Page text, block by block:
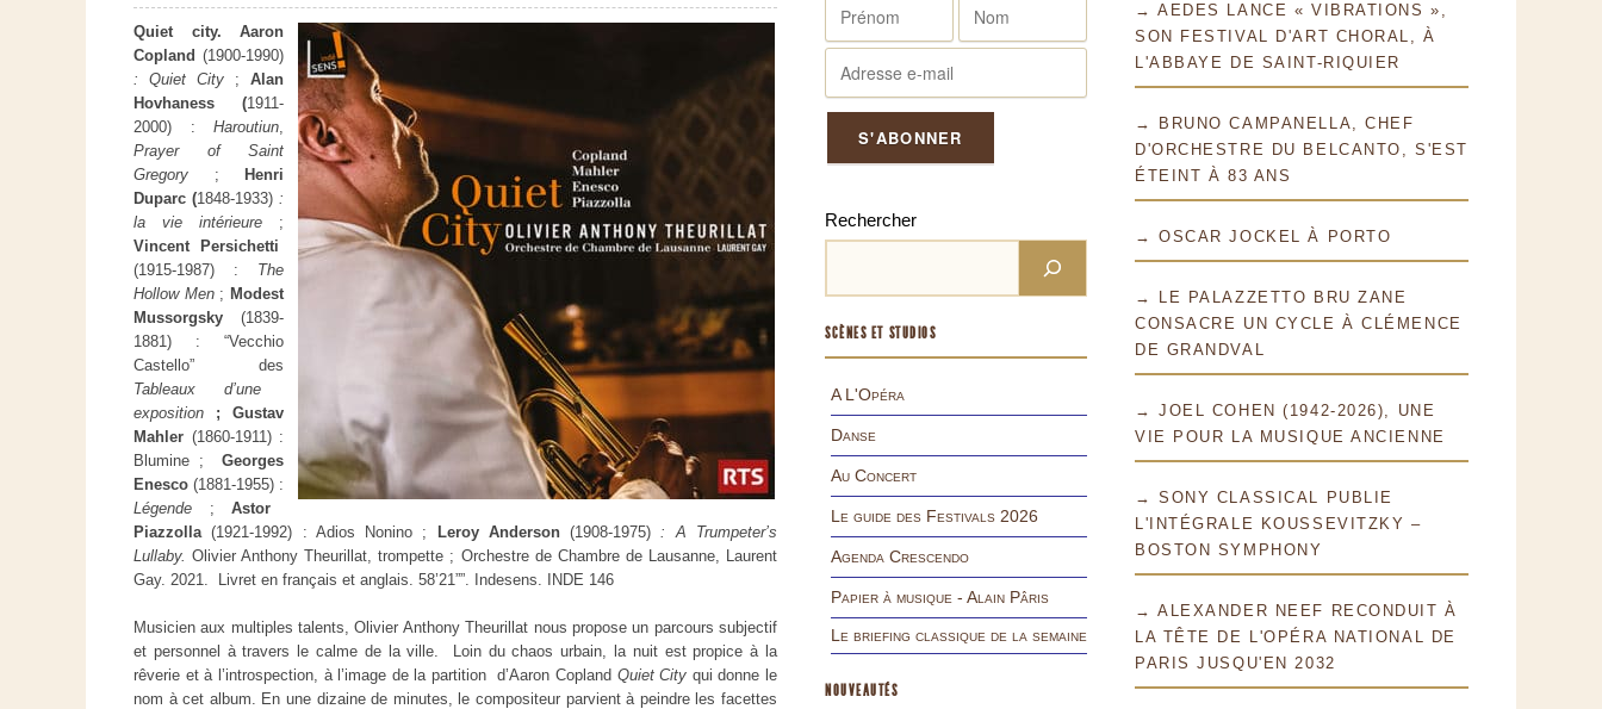
Quiet city. Aaron
Copland (1900-1990)
: Quiet City ; Alan
Hovhaness (1911-
2000) : Haroutiun,
Prayer of Saint
Gregory ; Henri
Duparc (1848-1933) :
la vie intérieure ;
Vincent Persichetti
(1915-1987) : The
Hollow Men; Modest
Mussorgsky (1839-
1881) : “Vecchio
Castello” des
Tableaux d’une
exposition
; Gustav
Mahler (1860-1911) :
Blumine ; Georges
Enesco (1881-1955) :
Légende ;Astor
Piazzolla(1921-1992) : Adios Nonino ; Leroy Anderson(1908-1975): A Trumpeter’s
Lullaby. Olivier Anthony Theurillat, trompette ; Orchestre de Chambre de Lausanne, Laurent
Gay. 2021. Livret en français et anglais. 58’21””. Indesens. INDE 146
Musicien aux multiples talents, Olivier Anthony Theurillat nous propose un parcours subjectif
et personnel à travers le calme de la ville. Loin du chaos urbain, la nuit est propice à la
rêverie et à l’introspection, à l’image de la partition d’Aaron Copland Quiet City qui donne le
nom à cet album. En une dizaine de minutes, le compositeur parvient à peindre les facettes
Rechercher
SCÈNES ET STUDIOS
A L'Opéra
Danse
Au Concert
Le guide des Festivals 2026
Agenda Crescendo
Papier à musique - Alain Pâris
Le briefing classique de la semaine
NOUVEAUTÉS
→ AEDES LANCE « VIBRATIONS »,
SON FESTIVAL D'ART CHORAL, À
L'ABBAYE DE SAINT-RIQUIER
→ BRUNO CAMPANELLA, CHEF
D'ORCHESTRE DU BELCANTO, S'EST
ÉTEINT À 83 ANS
→ OSCAR JOCKEL À PORTO
→ LE PALAZZETTO BRU ZANE
CONSACRE UN CYCLE À CLÉMENCE
DE GRANDVAL
→ JOEL COHEN (1942-2026), UNE
VIE POUR LA MUSIQUE ANCIENNE
→ SONY CLASSICAL PUBLIE
L'INTÉGRALE KOUSSEVITZKY –
BOSTON SYMPHONY
→ ALEXANDER NEEF RECONDUIT À
LA TÊTE DE L'OPÉRA NATIONAL DE
PARIS JUSQU'EN 2032